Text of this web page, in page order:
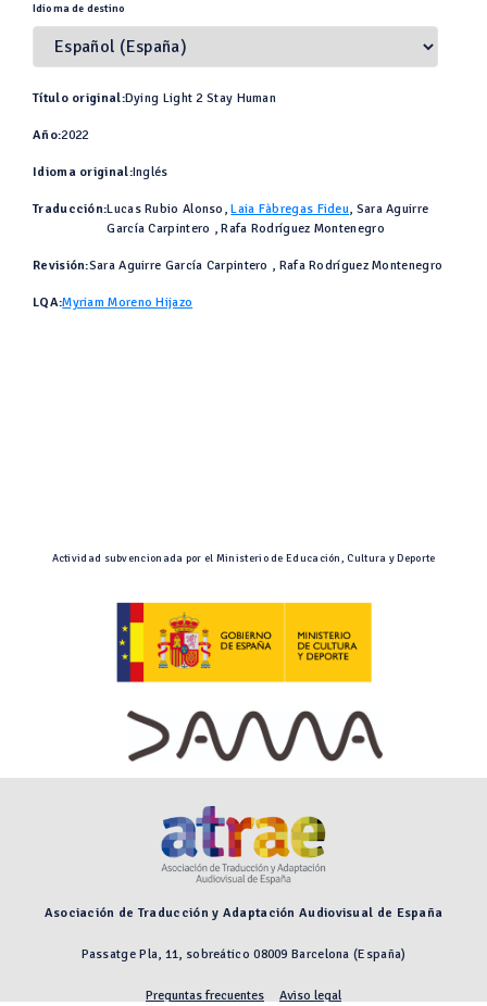
Idioma de destino
Título original:Dying Light 2 Stay Human
Año:2022
Idioma original:Inglés
Traducción:Lucas Rubio Alonso,Laia Fàbregas Fideu, Sara Aguirre
García Carpintero , Rafa Rodríguez Montenegro
Revisión:Sara Aguirre García Carpintero , Rafa Rodríguez Montenegro
LQA:Myriam Moreno Hijazo
Actividad subvencionada por el Ministerio de Educación, Cultura y Deporte
Asociación de Traducción y Adaptación Audiovisual de España
Passatge Pla, 11, sobreático 08009 Barcelona (España)
Preguntas frecuentes Aviso legal